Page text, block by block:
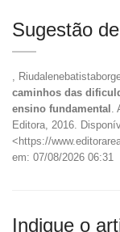
Sugestão
,
caminhos das
ensino fundamental
Editora, 2016.
<https://
em: 07/08/2026 06:31
Indique o